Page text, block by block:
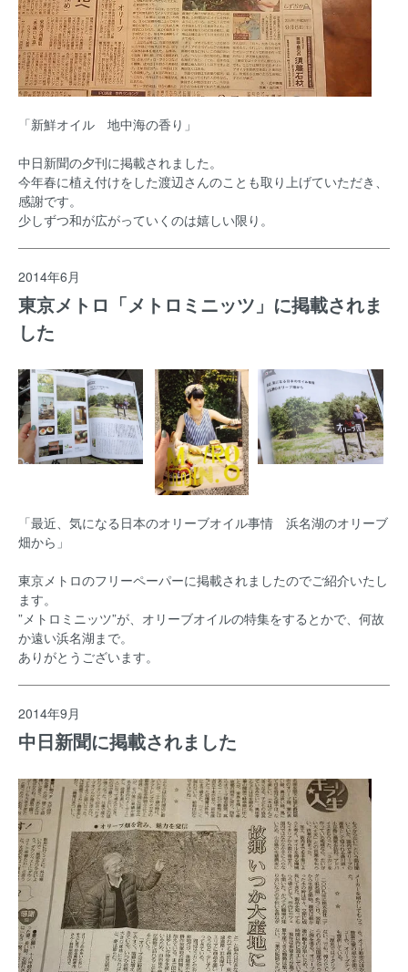
「新鮮オイル 地中海の香り」
中日新聞の夕刊に掲載されました。
今年春に植え付けをした渡辺さんのことも取り上げていただき、
感謝です。
少しずつ和が広がっていくのは嬉しい限り。
2014年6月
東京メトロ「メトロミニッツ」に掲載されま
した
「最近、気になる日本のオリーブオイル事情 浜名湖のオリーブ
畑から」
東京メトロのフリーペーパーに掲載されましたのでご紹介いたし
ます。
”メトロミニッツ”が、オリーブオイルの特集をするとかで、何故
か遠い浜名湖まで。
ありがとうございます。
2014年9月
中日新聞に掲載されました